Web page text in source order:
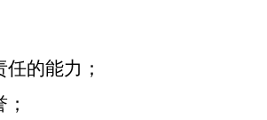
的能力；